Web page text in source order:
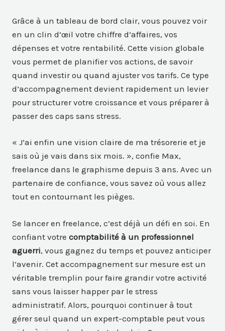
Grâce à un tableau de bord clair, vous pouvez voir
en un clin d’œil votre chiffre d’affaires, vos
dépenses et votre rentabilité. Cette vision globale
vous permet de planifier vos actions, de savoir
quand investir ou quand ajuster vos tarifs. Ce type
d’accompagnement devient rapidement un levier
pour structurer votre croissance et vous préparer à
passer des caps sans stress.
« J’ai enfin une vision claire de ma trésorerie et je
sais où je vais dans six mois. », confie Max,
freelance dans le graphisme depuis 3 ans. Avec un
partenaire de confiance, vous savez où vous allez
tout en contournant les pièges.
Se lancer en freelance, c’est déjà un défi en soi. En
confiant votrecomptabilité à un professionnel
aguerri, vous gagnez du temps et pouvez anticiper
l’avenir. Cet accompagnement sur mesure est un
véritable tremplin pour faire grandir votre activité
sans vous laisser happer par le stress
administratif. Alors, pourquoi continuer à tout
gérer seul quand un expert-comptable peut vous